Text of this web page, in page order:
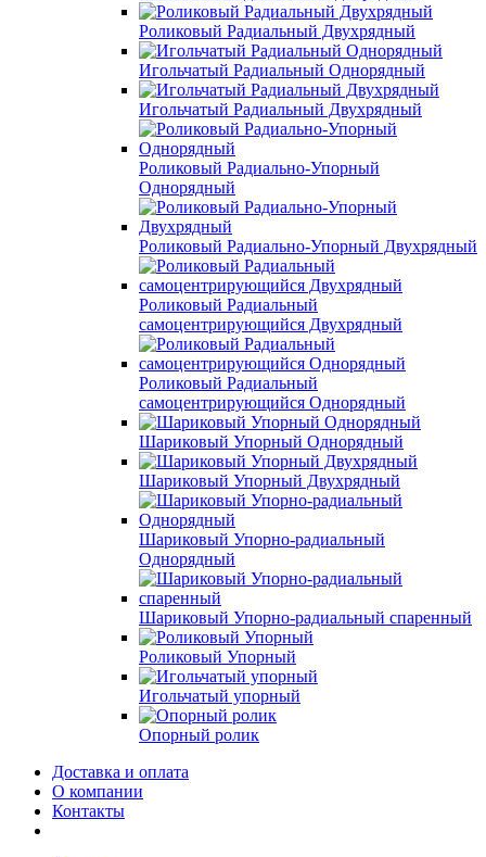
Роликовый Радиальный Двухрядный
Игольчатый Радиальный Однорядный
Игольчатый Радиальный Двухрядный
Роликовый Радиально-Упорный
Однорядный
Роликовый Радиально-Упорный Двухрядный
Роликовый Радиальный
самоцентрирующийся Двухрядный
Роликовый Радиальный
самоцентрирующийся Однорядный
Шариковый Упорный Однорядный
Шариковый Упорный Двухрядный
Шариковый Упорно-радиальный
Однорядный
Шариковый Упорно-радиальный спаренный
Роликовый Упорный
Игольчатый упорный
Опорный ролик
Доставка и оплата
О компании
Контакты